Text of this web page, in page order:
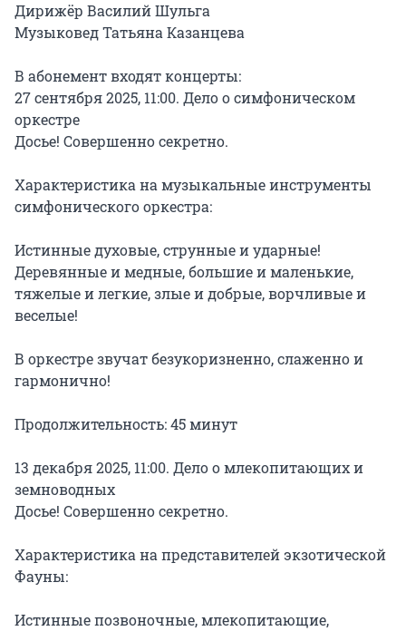
Дирижёр Василий Шульга
Музыковед Татьяна Казанцева
В абонемент входят концерты:
27 сентября 2025, 11:00. Дело о симфоническом
оркестре
Досье! Совершенно секретно.
Характеристика на музыкальные инструменты
симфонического оркестра:
Истинные духовые, струнные и ударные!
Деревянные и медные, большие и маленькие,
тяжелые и легкие, злые и добрые, ворчливые и
веселые!
В оркестре звучат безукоризненно, слаженно и
гармонично!
Продолжительность: 45 минут
13 декабря 2025, 11:00. Дело о млекопитающих и
земноводных
Досье! Совершенно секретно.
Характеристика на представителей экзотической
Фауны:
Истинные позвоночные, млекопитающие,